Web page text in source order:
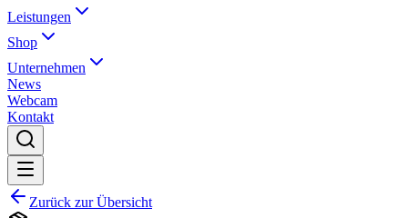
Leistungen
Shop
Unternehmen
News
Webcam
Kontakt
Zurück zur Übersicht